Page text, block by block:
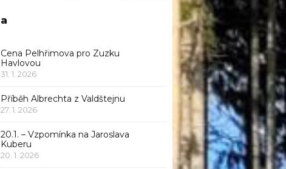
a
Cena Pelhřimova pro Zuzku
Havlovou
31. 1. 2026
Příběh Albrechta z Valdštejnu
27. 1. 2026
20.1. – Vzpomínka na Jaroslava
Kuberu
20. 1. 2026